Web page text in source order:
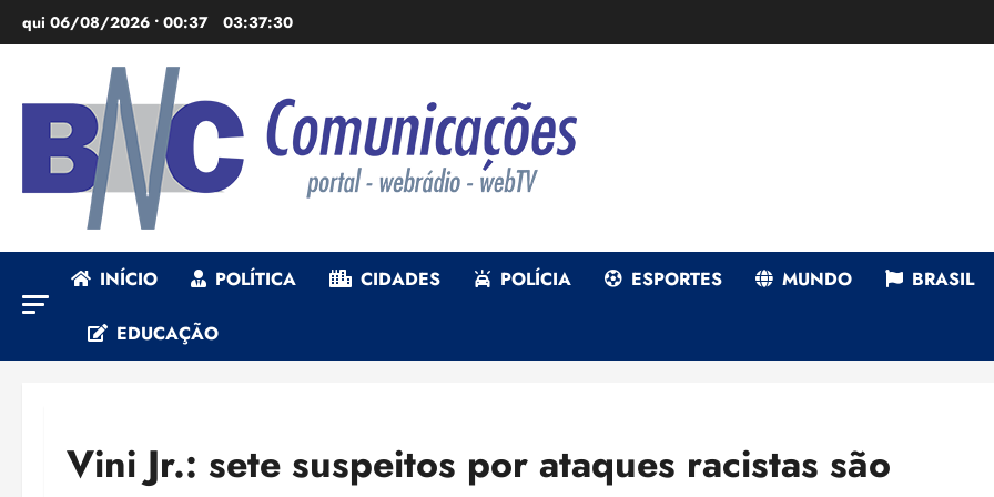
para
qui 06/08/2026 • 00:37 03:37:32
INÍCIO POLÍTICA CIDADES POLÍCIA ESPORTES MUNDO BRASIL
EDUCAÇÃO
Vini Jr.: sete suspeitos por ataques racistas são